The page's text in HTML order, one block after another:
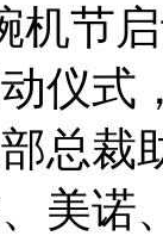
机节
仪式
总裁
美诺